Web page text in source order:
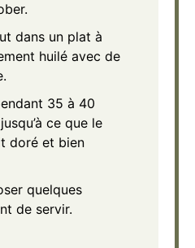
dans un plat à
huilé avec de
35 à 40
ce que le
doré et bien
quelques
de servir.